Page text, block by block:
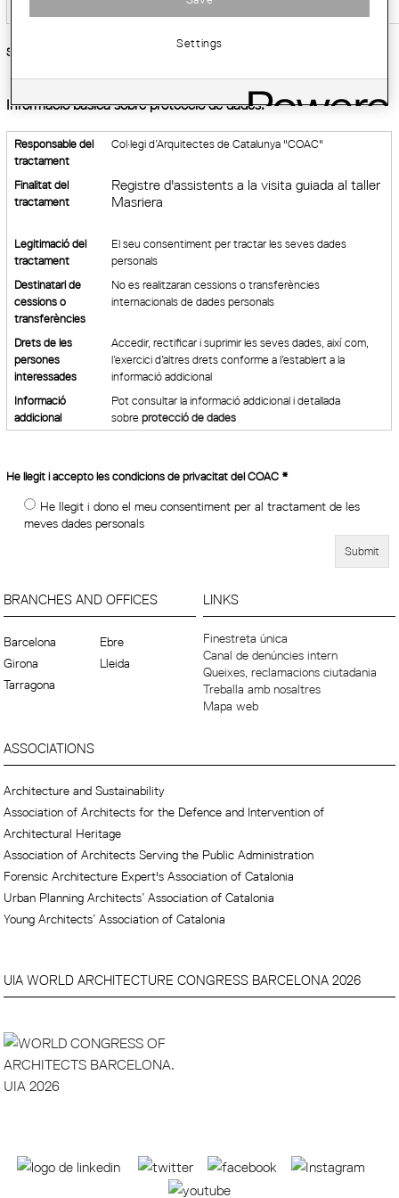
Sóc:
Informació bàsica sobre protecció de dades:
Responsable del
tractament
Col·legi d’Arquitectes de Catalunya "COAC"
Finalitat del
tractament
Registre d'assistents a la visita guiada al taller
Masriera
Legitimació del
tractament
El seu consentiment per tractar les seves dades
personals
Destinatari de
cessions o
transferències
No es realitzaran cessions o transferències
internacionals de dades personals
Drets de les
persones
interessades
Accedir, rectificar i suprimir les seves dades, així com,
l’exercici d’altres drets conforme a l’establert a la
informació addicional
Informació
addicional
Pot consultar la informació addicional i detallada
sobreprotecció de dades
He llegit i accepto les condicions de privacitat del COAC *
He llegit i dono el meu consentiment per al tractament de les
meves dades personals
BRANCHES AND OFFICES
Barcelona
Ebre
Girona
Lleida
Tarragona
LINKS
Finestreta única
Canal de denúncies intern
Queixes, reclamacions ciutadania
Treballa amb nosaltres
Mapa web
ASSOCIATIONS
Architecture and Sustainability
Association of Architects for the Defence and Intervention of
Architectural Heritage
Association of Architects Serving the Public Administration
Forensic Architecture Expert's Association of Catalonia
Urban Planning Architects’ Association of Catalonia
Young Architects’ Association of Catalonia
UIA WORLD ARCHITECTURE CONGRESS BARCELONA 2026
Settings